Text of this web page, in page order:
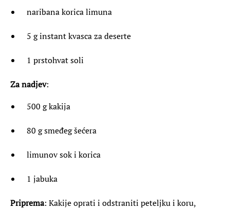
naribana korica limuna
5 g instant kvasca za deserte
1 prstohvat soli
Za nadjev:
500 g kakija
80 g smeđeg šećera
limunov sok i korica
1 jabuka
Priprema: Kakije oprati i odstraniti peteljku i koru,